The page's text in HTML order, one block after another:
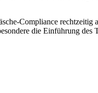
Compliance rechtzeitig
die Einführung des